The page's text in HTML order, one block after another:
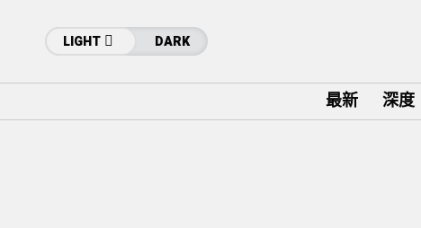
LIGHT DARK
最新 深度